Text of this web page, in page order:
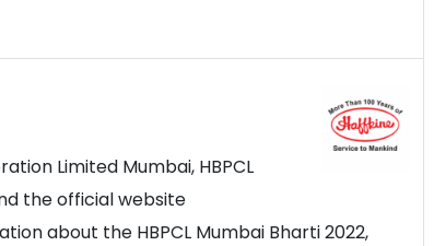
Limited Mumbai, HBPCL
the official website
about the HBPCL Mumbai Bharti 2022,